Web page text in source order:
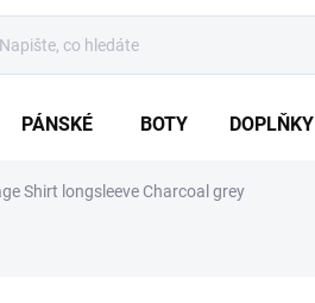
PÁNSKÉ BOTY DOPLŇKY
Shirt longsleeve Charcoal grey